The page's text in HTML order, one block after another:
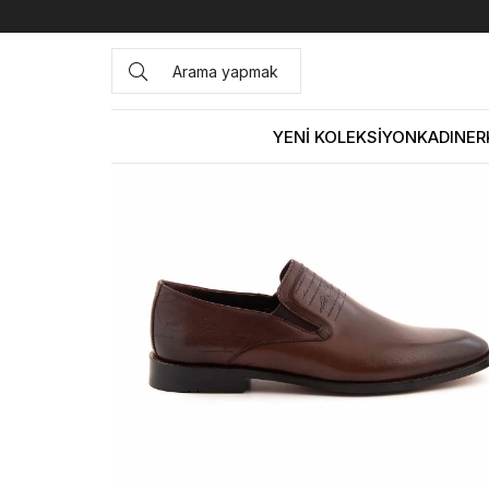
YENİ KOLEKSİYONKADIN
Anasayfa ERKEK AYAKKABI Klasik Kemal Tanca